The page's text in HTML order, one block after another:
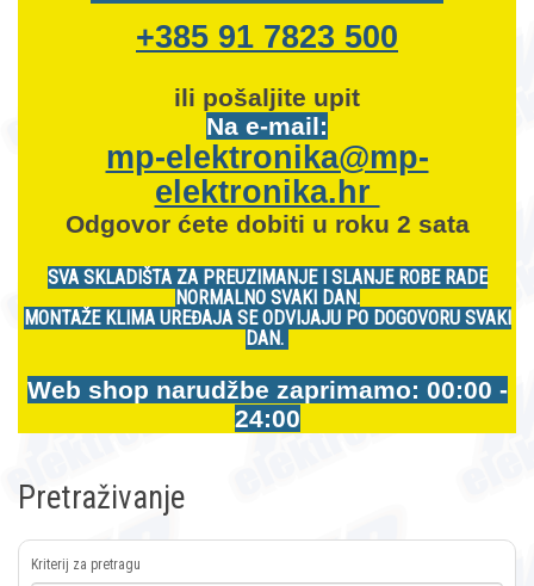
+385 91 7823 500
ili pošaljite upit
Na e-mail:
mp-elektronika@mp-
elektronika.hr
Odgovor ćete dobiti u roku 2 sata
SVA SKLADIŠTA ZA PREUZIMANJE I SLANJE ROBE RADE
NORMALNO SVAKI DAN.
MONTAŽE KLIMA UREĐAJA SE ODVIJAJU PO DOGOVORU SVAKI
DAN.
Web shop narudžbe zaprimamo: 00:00 -
24:00
Pretraživanje
Kriterij za pretragu